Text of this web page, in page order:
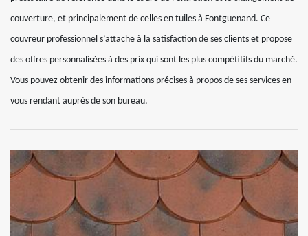
couverture, et principalement de celles en tuiles à Fontguenand. Ce
couvreur professionnel s’attache à la satisfaction de ses clients et propose
des offres personnalisées à des prix qui sont les plus compétitifs du marché.
Vous pouvez obtenir des informations précises à propos de ses services en
vous rendant auprès de son bureau.